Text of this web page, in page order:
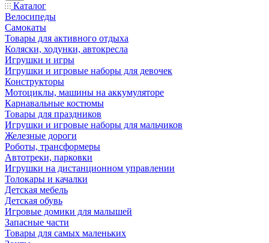
Каталог
Велосипеды
Самокаты
Товары для активного отдыха
Коляски, ходунки, автокресла
Игрушки и игры
Игрушки и игровые наборы для девочек
Конструкторы
Мотоциклы, машины на аккумуляторе
Карнавальные костюмы
Товары для праздников
Игрушки и игровые наборы для мальчиков
Железные дороги
Роботы, трансформеры
Автотреки, парковки
Игрушки на дистанционном управлении
Толокары и качалки
Детская мебель
Детская обувь
Игровые домики для малышей
Запасные части
Товары для самых маленьких